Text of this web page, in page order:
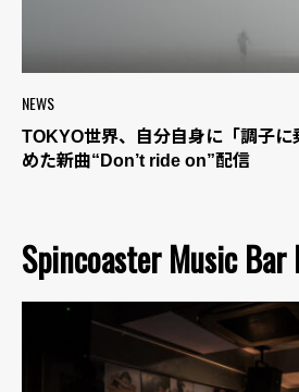
NEWS
TOKYO世界、自分自身に「調子に
めた新曲“Don’t ride on”配信
Spincoaster Music Bar